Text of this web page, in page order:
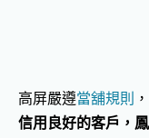
高屏嚴遵當舖規則
信用良好的客戶，